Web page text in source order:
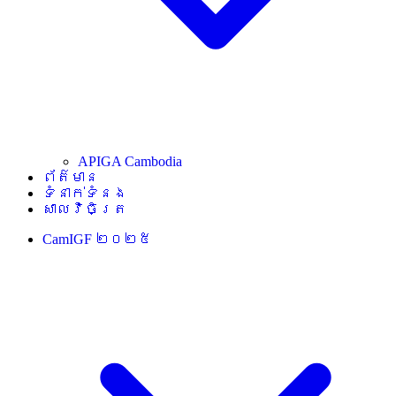
APIGA Cambodia
ព័ត៌មាន
ទំនាក់ទំនង
សាលវិចិត្រ
CamIGF ២០២៥